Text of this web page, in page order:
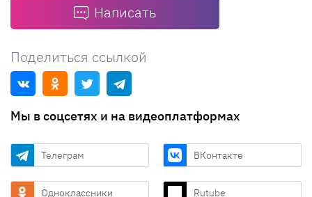
Написать
Поделиться ссылкой
Мы в соцсетях и на видеоплатформах
Телеграм ВКонтакте
Одноклассники Rutube